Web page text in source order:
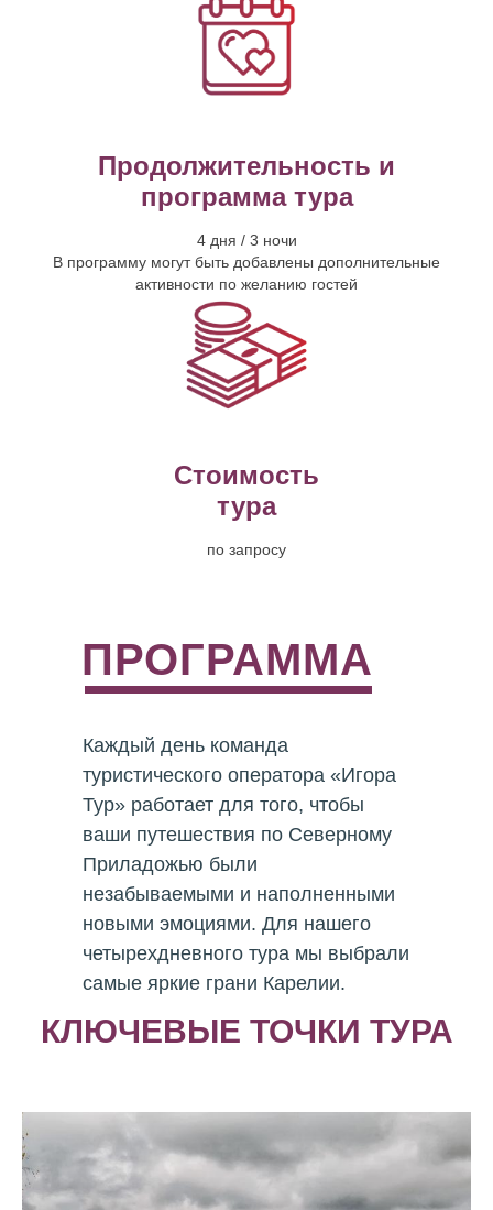
Продолжительность и
программа тура
4 дня / 3 ночи
В программу могут быть добавлены дополнительные
активности по желанию гостей
Стоимость
тура
по запросу
ПРОГРАММА
Каждый день команда
туристического оператора «Игора
Тур» работает для того, чтобы
ваши путешествия по Северному
Приладожью были
незабываемыми и наполненными
новыми эмоциями. Для нашего
четырехдневного тура мы выбрали
самые яркие грани Карелии.
КЛЮЧЕВЫЕ ТОЧКИ ТУРА